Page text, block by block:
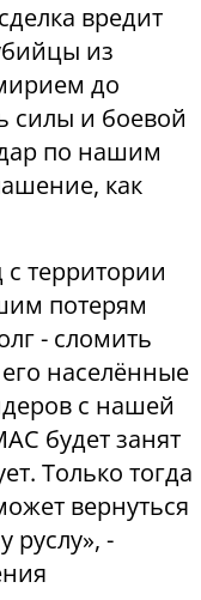
вредит
из
до
силы и боевой
по нашим
как
территории
потерям
- сломить
населённые
с нашей
будет занят
Только тогда
вернуться
руслу», -